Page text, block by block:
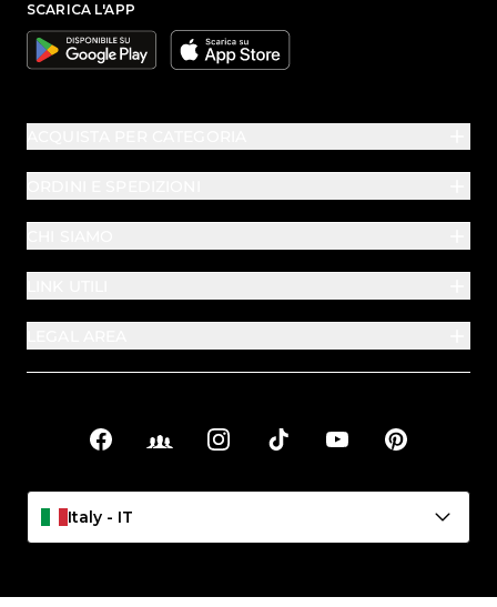
SCARICA L'APP
Google Apple
Link sociali
FacebookFacebook Groups
InstagramTikTok YouTubePinterest
Italy - IT